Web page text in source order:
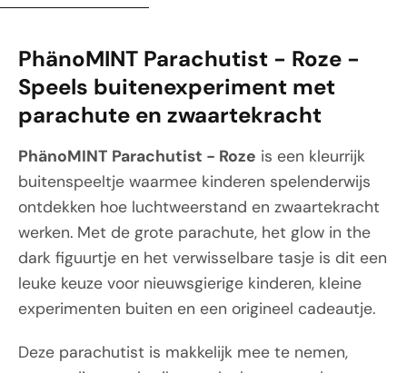
PhänoMINT Parachutist - Roze -
Speels buitenexperiment met
parachute en zwaartekracht
PhänoMINT Parachutist - Roze is een kleurrijk
buitenspeeltje waarmee kinderen spelenderwijs
ontdekken hoe luchtweerstand en zwaartekracht
werken. Met de grote parachute, het glow in the
dark figuurtje en het verwisselbare tasje is dit een
leuke keuze voor nieuwsgierige kinderen, kleine
experimenten buiten en een origineel cadeautje.
Deze parachutist is makkelijk mee te nemen,